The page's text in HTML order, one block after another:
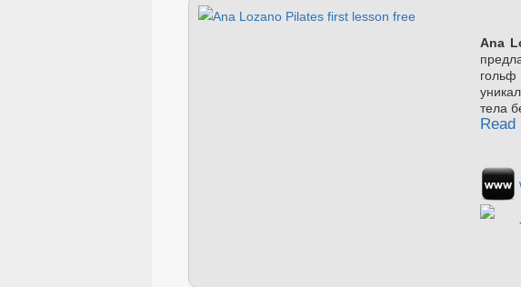
Ana
гольф
тела
Read